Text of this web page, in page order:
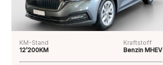
KM-Stand
12’200KM
Kraftstoff
Benzin MHEV